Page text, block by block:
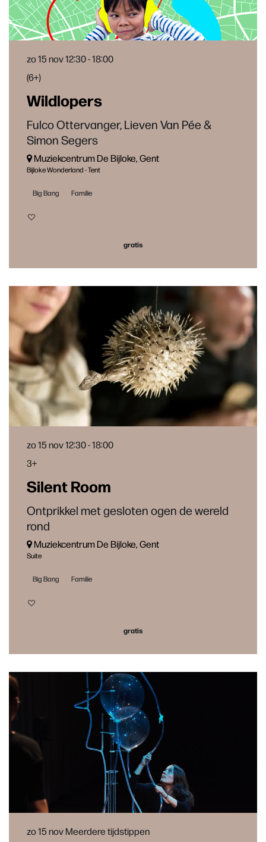
Wildlopers
Fulco Ottervanger, Lieven Van Pée &
Simon Segers
(6+)
zo 15 nov12:30 - 18:00
Muziekcentrum De Bijloke, Gent
Bijloke Wonderland - Tent
Big Bang Familie
gratis
Silent Room
Ontprikkel met gesloten ogen de wereld
rond
3+
zo 15 nov12:30 - 18:00
Muziekcentrum De Bijloke, Gent
Suite
Big Bang Familie
gratis
zo 15 novMeerdere tijdstippen